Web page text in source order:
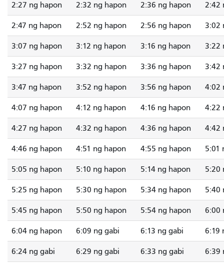
2:27 ng hapon 2:32 ng hapon 2:36 ng hapon 2:42
2:47 ng hapon 2:52 ng hapon 2:56 ng hapon 3:02
3:07 ng hapon 3:12 ng hapon 3:16 ng hapon 3:22
3:27 ng hapon 3:32 ng hapon 3:36 ng hapon 3:42
3:47 ng hapon 3:52 ng hapon 3:56 ng hapon 4:02
4:07 ng hapon 4:12 ng hapon 4:16 ng hapon 4:22
4:27 ng hapon 4:32 ng hapon 4:36 ng hapon 4:42
4:46 ng hapon 4:51 ng hapon 4:55 ng hapon 5:01
5:05 ng hapon 5:10 ng hapon 5:14 ng hapon 5:20
5:25 ng hapon 5:30 ng hapon 5:34 ng hapon 5:40
5:45 ng hapon 5:50 ng hapon 5:54 ng hapon 6:00
6:04 ng hapon 6:09 ng gabi 6:13 ng gabi 6:19
6:24 ng gabi 6:29 ng gabi 6:33 ng gabi 6:39